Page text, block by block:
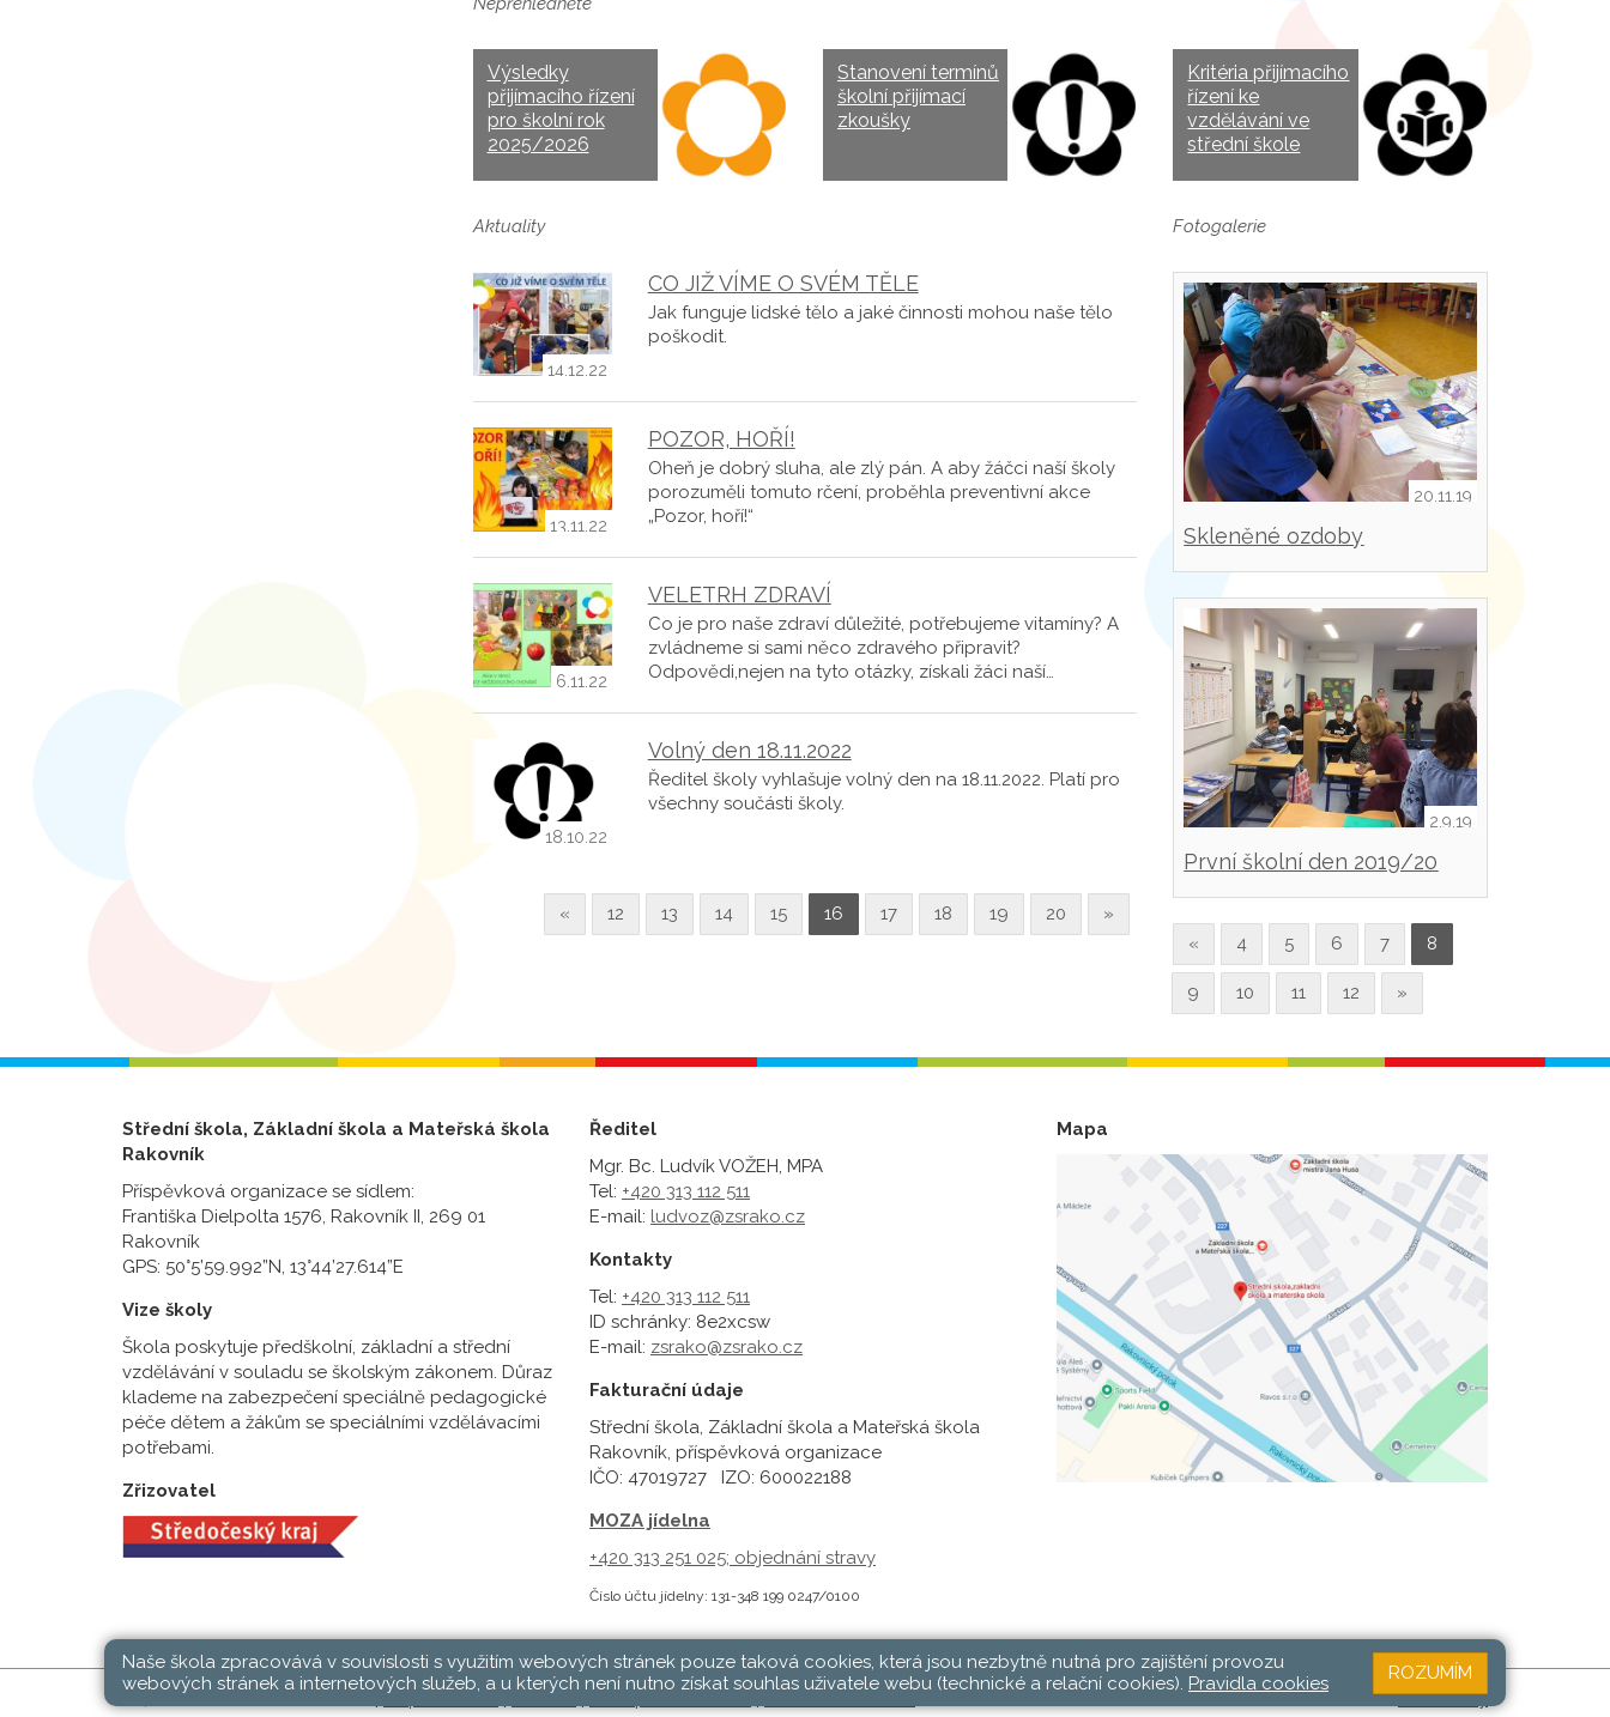
Výsledky
přijímacího řízení
pro školní rok
2025/2026
Stanovení termínů
školní přijímací
zkoušky
Kritéria přijímacího
řízení ke
vzdělávání ve
střední škole
Aktuality
14.12.22
CO JIŽ VÍME O SVÉM TĚLE
Jak funguje lidské tělo a jaké činnosti mohou naše tělo
poškodit.
13.11.22
POZOR, HOŘÍ!
Oheň je dobrý sluha, ale zlý pán. A aby žáčci naší školy
porozuměli tomuto rčení, proběhla preventivní akce
„Pozor, hoří!“
6.11.22
VELETRH ZDRAVÍ
Co je pro naše zdraví důležité, potřebujeme vitamíny? A
zvládneme si sami něco zdravého připravit?
Odpovědi,nejen na tyto otázky, získali žáci naší…
18.10.22
Volný den 18.11.2022
Ředitel školy vyhlašuje volný den na 18.11.2022. Platí pro
všechny součásti školy.
« 12 13 14 15 16 17 18 19 20 »
Fotogalerie
20.11.19
Skleněné ozdoby
2.9.19
První školní den 2019/20
« 4 5 6 7 8
9 10 11 12 »
Střední škola, Základní škola a Mateřská škola
Rakovník
Příspěvková organizace se sídlem:
Františka Dielpolta 1576, Rakovník II, 269 01
Rakovník
GPS: 50°5’59.992”N, 13°44’27.614”E
Vize školy
Škola poskytuje předškolní, základní a střední
vzdělávání v souladu se školským zákonem. Důraz
klademe na zabezpečení speciálně pedagogické
péče dětem a žákům se speciálními vzdělávacími
potřebami.
Zřizovatel
Ředitel
Mgr. Bc. Ludvík VOŽEH, MPA
Tel: +420 313 112 511
E-mail: ludvoz@zsrako.cz
Kontakty
Tel: +420 313 112 511
ID schránky: 8e2xcsw
E-mail: zsrako@zsrako.cz
Fakturační údaje
Střední škola, Základní škola a Mateřská škola
Rakovník, příspěvková organizace
IČO: 47019727 IZO: 600022188
MOZA jídelna
+420 313 251 025; objednání stravy
Číslo účtu jídelny: 131-348 199 0247/0100
Mapa
SŠ, ZŠ a MŠ Rakovník © 2026 | Mapa stránek Přihlásit Web školy
Naše škola zpracovává v souvislosti s využitím webových stránek pouze taková cookies, která jsou nezbytně nutná pro zajištění provozu
webových stránek a internetových služeb, a u kterých není nutno získat souhlas uživatele webu (technické a relační cookies). Pravidla cookies
ROZUMÍM